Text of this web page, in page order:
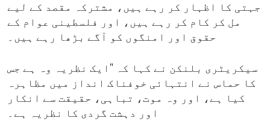
جہتی کا اظہار کر رہے ہیں، مشترکہ مقصد کے لیے
مل کر کام کر رہے ہیں، اور فلسطینی عوام کے
حقوق اور امنگوں کو آگے بڑھا رہے ہیں۔
سیکریٹری بلنکن نے کہا کہ "ایک نظریہ وہ ہے جس
کا حماس نے انتہائی خوفناک انداز میں مظاہرہ
کیا ہے، اور وہ موت، تباہی، حقیقت سے انکار
اور دہشت گردی کا نظریہ ہے۔